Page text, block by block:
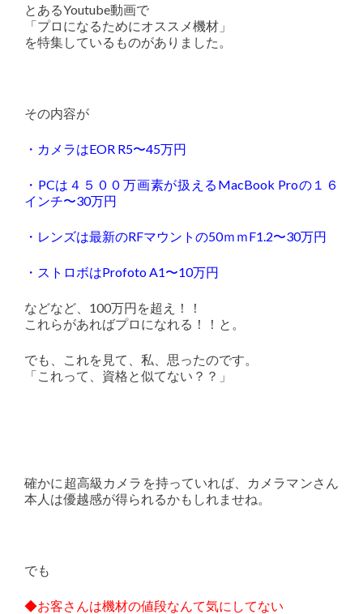
とあるYoutube動画で
「プロになるためにオススメ機材」
を特集しているものがありました。
その内容が
・カメラはEOR R5〜45万円
・PCは４５００万画素が扱えるMacBook Proの１６
インチ〜30万円
・レンズは最新のRFマウントの50ｍｍF1.2〜30万円
・ストロボはProfoto A1〜10万円
などなど、100万円を超え！！
これらがあればプロになれる！！と。
でも、これを見て、私、思ったのです。
「これって、資格と似てない？？」
確かに超高級カメラを持っていれば、カメラマンさん
本人は優越感が得られるかもしれませね。
でも
◆お客さんは機材の値段なんて気にしてない